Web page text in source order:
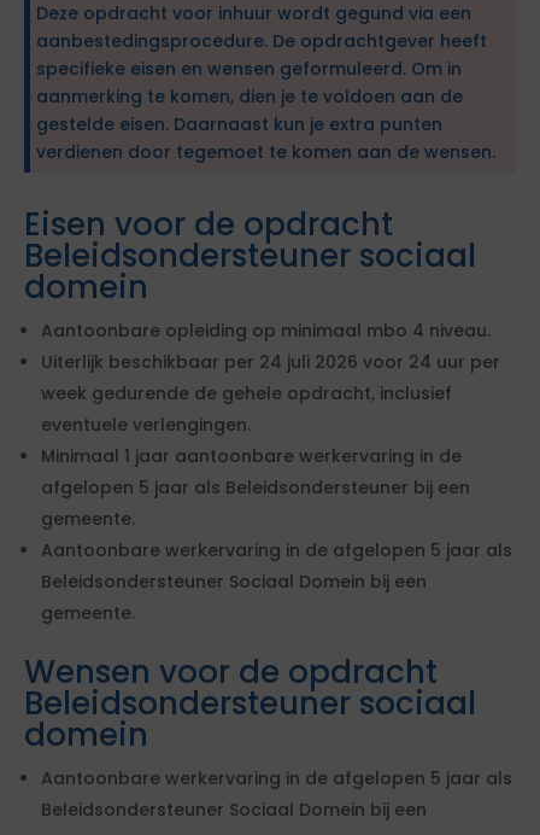
Deze opdracht voor inhuur wordt gegund via een
aanbestedingsprocedure. De opdrachtgever heeft
specifieke eisen en wensen geformuleerd. Om in
aanmerking te komen, dien je te voldoen aan de
gestelde eisen. Daarnaast kun je extra punten
verdienen door tegemoet te komen aan de wensen.
Eisen voor de opdracht
Beleidsondersteuner sociaal
domein
Aantoonbare opleiding op minimaal mbo 4 niveau.
Uiterlijk beschikbaar per 24 juli 2026 voor 24 uur per
week gedurende de gehele opdracht, inclusief
eventuele verlengingen.
Minimaal 1 jaar aantoonbare werkervaring in de
afgelopen 5 jaar als Beleidsondersteuner bij een
gemeente.
Aantoonbare werkervaring in de afgelopen 5 jaar als
Beleidsondersteuner Sociaal Domein bij een
gemeente.
Wensen voor de opdracht
Beleidsondersteuner sociaal
domein
Aantoonbare werkervaring in de afgelopen 5 jaar als
Beleidsondersteuner Sociaal Domein bij een